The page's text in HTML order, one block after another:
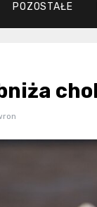
POZOSTAŁE